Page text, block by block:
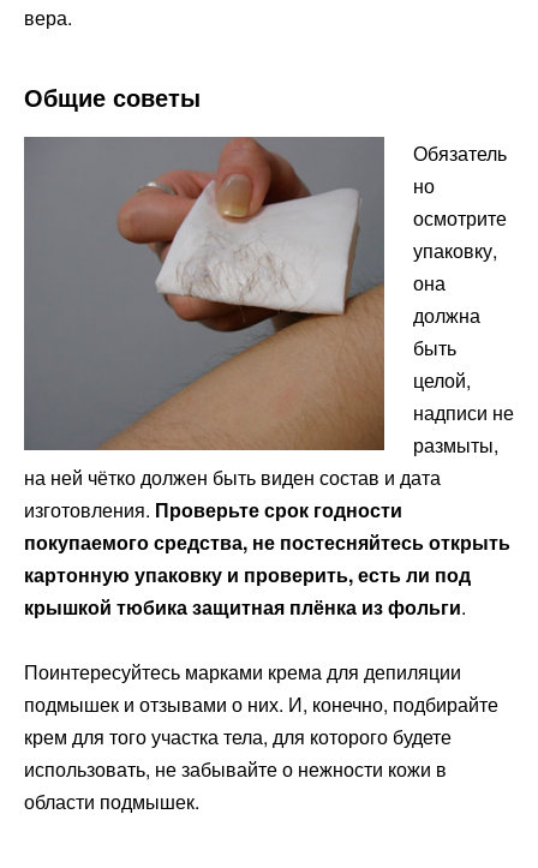
вера.
Общие советы
Обязатель
но
осмотрите
упаковку,
она
должна
быть
целой,
надписи не
размыты,
на ней чётко должен быть виден состав и дата
изготовления. Проверьте срок годности
покупаемого средства, не постесняйтесь открыть
картонную упаковку и проверить, есть ли под
крышкой тюбика защитная плёнка из фольги.
Поинтересуйтесь марками крема для депиляции
подмышек и отзывами о них. И, конечно, подбирайте
крем для того участка тела, для которого будете
использовать, не забывайте о нежности кожи в
области подмышек.